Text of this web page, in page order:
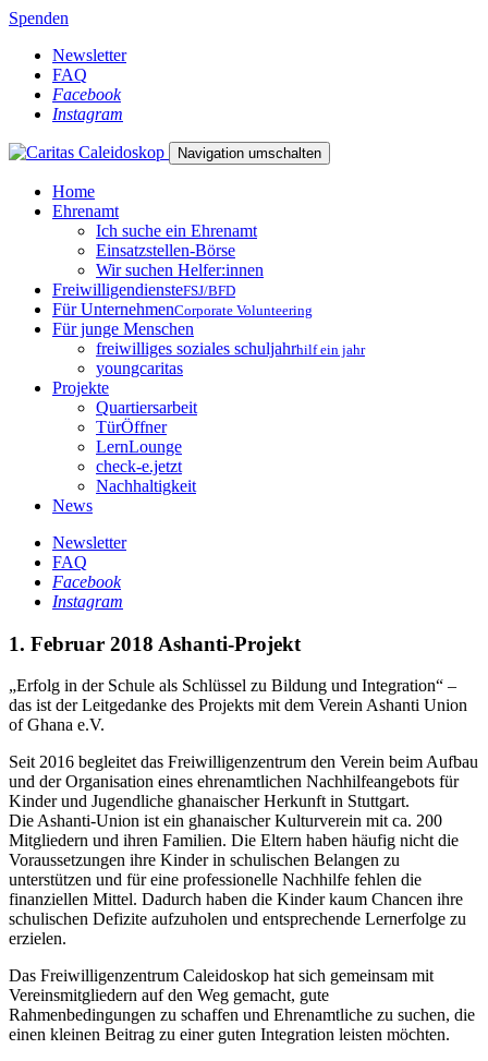
Spenden
Newsletter
FAQ
Facebook
Instagram
Navigation umschalten
Home
Ehrenamt
Ich suche ein Ehrenamt
Einsatzstellen-Börse
Wir suchen Helfer:innen
FreiwilligendiensteFSJ/BFD
Für UnternehmenCorporate Volunteering
Für junge Menschen
freiwilliges soziales schuljahrhilf ein jahr
youngcaritas
Projekte
Quartiersarbeit
TürÖffner
LernLounge
check-e.jetzt
Nachhaltigkeit
News
Newsletter
FAQ
Facebook
Instagram
1. Februar 2018 Ashanti-Projekt
„Erfolg in der Schule als Schlüssel zu Bildung und Integration“ –
das ist der Leitgedanke des Projekts mit dem Verein Ashanti Union
of Ghana e.V.
Seit 2016 begleitetdas Freiwilligenzentrum den Verein beim Aufbau
und der Organisation eines ehrenamtlichen Nachhilfeangebots für
Kinder und Jugendliche ghanaischer Herkunft in Stuttgart.
Die Ashanti-Union ist ein ghanaischer Kulturverein mit ca. 200
Mitgliedern und ihren Familien. Die Eltern haben häufig nicht die
Voraussetzungen ihre Kinder in schulischen Belangen zu
unterstützen und für eine professionelle Nachhilfe fehlen die
finanziellen Mittel. Dadurch haben die Kinder kaum Chancen ihre
schulischen Defizite aufzuholen und entsprechende Lernerfolge zu
erzielen.
Das Freiwilligenzentrum Caleidoskop hat sich gemeinsam mit
Vereinsmitgliedern auf den Weg gemacht, gute
Rahmenbedingungen zu schaffen und Ehrenamtliche zu suchen, die
einen kleinen Beitrag zu einer guten Integration leisten möchten.